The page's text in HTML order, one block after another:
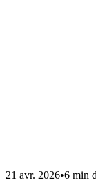
21 avr. 2026•6 min